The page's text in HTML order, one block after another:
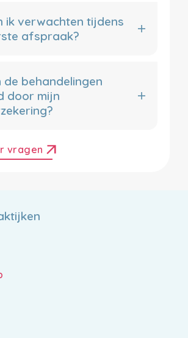
ik verwachten tijdens
afspraak?
de behandelingen
door mijn
vragen arrow_outward